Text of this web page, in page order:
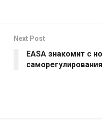
Next Post
EASA знакомит с
саморегулирования